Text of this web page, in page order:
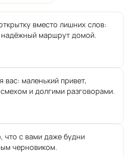
вместо лишних слов:
маршрут домой.
вас: маленький привет,
и долгими разговорами.
что с вами даже будни
черновиком.